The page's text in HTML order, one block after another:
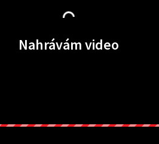
Nahrávám video